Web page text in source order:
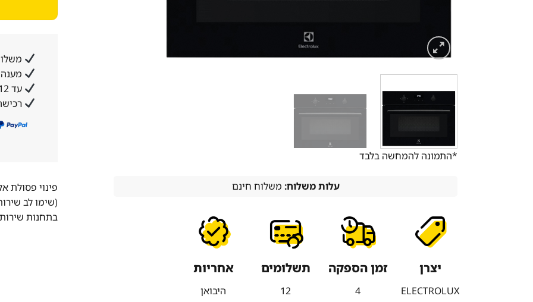
*התמונה להמחשה בלבד
עלות משלוח: משלוח חינם
יצרן
ELECTROLUX
זמן הספקה
4
תשלומים
12
אחריות
היבואן
עד 12 תשלומים ללא ריבית והצמדה
פינוי פסולת
(שימו לב
בתחנות